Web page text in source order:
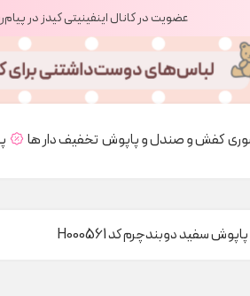
عضویت در کانال اینفینیتی کیدز در
کفش و صندل و پاپوش تخفیف دار ها
پاپوش سفید دوبندچرم کد H000561